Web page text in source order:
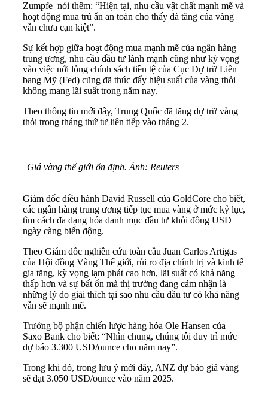
Zumpfe nói thêm: “Hiện tại, nhu cầu vật chất mạnh mẽ và
hoạt động mua trú ẩn an toàn cho thấy đà tăng của vàng
vẫn chưa cạn kiệt”.
Sự kết hợp giữa hoạt động mua mạnh mẽ của ngân hàng
trung ương, nhu cầu đầu tư lành mạnh cũng như kỳ vọng
vào việc nới lỏng chính sách tiền tệ của Cục Dự trữ Liên
bang Mỹ (Fed) cũng đã thúc đẩy hiệu suất của vàng thỏi
không mang lãi suất trong năm nay.
Theo thông tin mới đây, Trung Quốc đã tăng dự trữ vàng
thỏi trong tháng thứ tư liên tiếp vào tháng 2.
Giá vàng thế giới ổn định. Ảnh: Reuters
Giám đốc điều hành David Russell của GoldCore cho biết,
các ngân hàng trung ương tiếp tục mua vàng ở mức kỷ lục,
tìm cách đa dạng hóa danh mục đầu tư khỏi đồng USD
ngày càng biến động.
Theo Giám đốc nghiên cứu toàn cầu Juan Carlos Artigas
của Hội đồng Vàng Thế giới, rủi ro địa chính trị và kinh tế
gia tăng, kỳ vọng lạm phát cao hơn, lãi suất có khả năng
thấp hơn và sự bất ổn mà thị trường đang cảm nhận là
những lý do giải thích tại sao nhu cầu đầu tư có khả năng
vẫn sẽ mạnh mẽ.
Trưởng bộ phận chiến lược hàng hóa Ole Hansen của
Saxo Bank cho biết: “Nhìn chung, chúng tôi duy trì mức
dự báo 3.300 USD/ounce cho năm nay”.
Trong khi đó, trong lưu ý mới đây, ANZ dự báo giá vàng
sẽ đạt 3.050 USD/ounce vào năm 2025.